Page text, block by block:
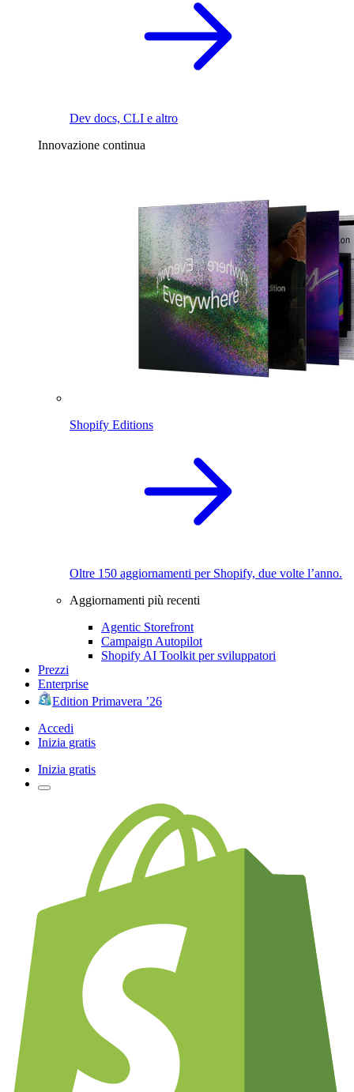
Dev docs, CLI e altro
Innovazione continua
Shopify Editions
Oltre 150 aggiornamenti per Shopify, due volte l’anno.
Aggiornamenti più recenti
Agentic Storefront
Campaign Autopilot
Shopify AI Toolkit per sviluppatori
Prezzi
Enterprise
Edition Primavera ’26
Accedi
Inizia gratis
Inizia gratis